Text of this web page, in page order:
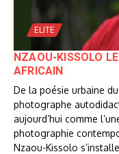
ELITE
NZAOU-KISSOLO
AFRICAIN
De la poésie urbaine
photographe
aujourd’hui comme
photographie
Nzaou-Kissolo